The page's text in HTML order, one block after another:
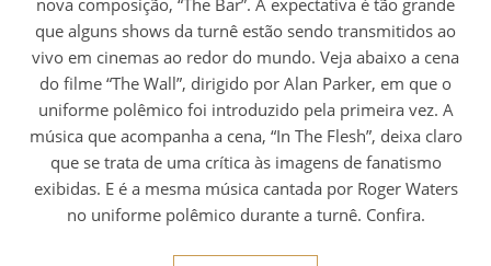
que alguns shows da turnê estão sendo transmitidos ao
vivo em cinemas ao redor do mundo. Veja abaixo a cena
do filme “The Wall”, dirigido por Alan Parker, em que o
uniforme polêmico foi introduzido pela primeira vez. A
música que acompanha a cena, “In The Flesh”, deixa claro
que se trata de uma crítica às imagens de fanatismo
exibidas. E é a mesma música cantada por Roger Waters
no uniforme polêmico durante a turnê. Confira.